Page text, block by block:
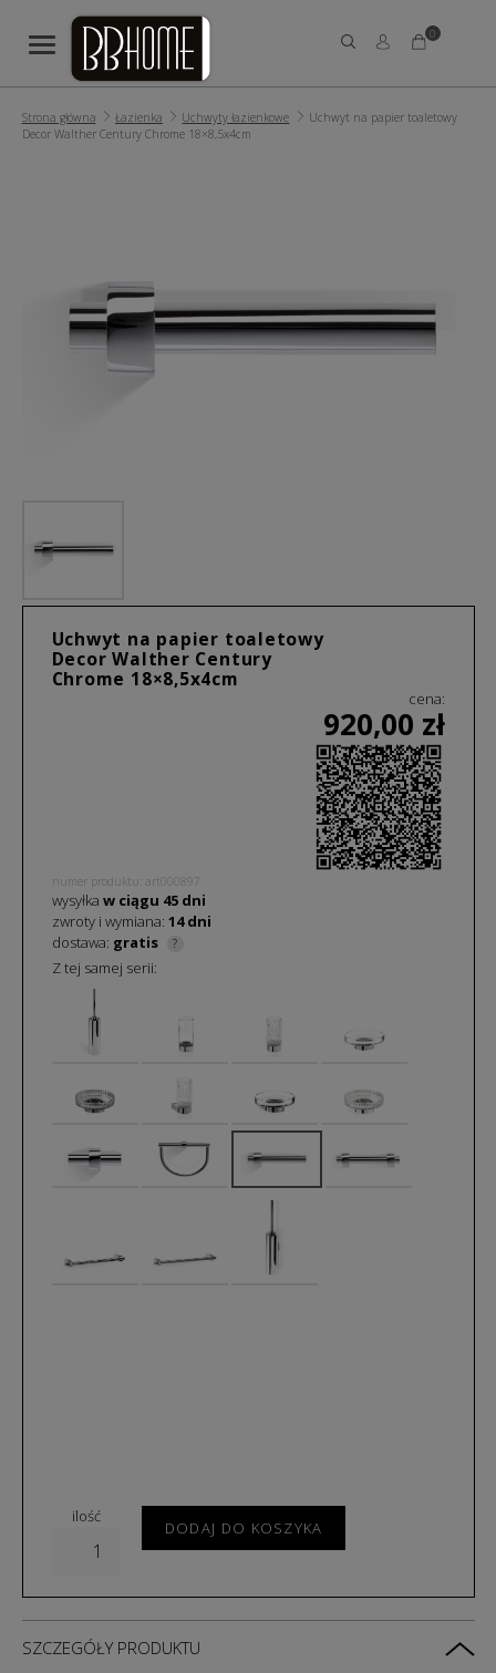
0
Strona główna Łazienka Uchwyty łazienkowe
Uchwyt na papier toaletowy
Decor Walther Century Chrome 18×8,5x4cm
Uchwyt na papier toaletowy
Decor Walther Century
Chrome 18×8,5x4cm
cena:
920,00 zł
numer produktu: art000897
wysyłka w ciągu 45dni
zwroty i wymiana: 14 dni
dostawa: gratis ?
Z tej samej serii:
ilość
DODAJ DO KOSZYKA
SZCZEGÓŁY PRODUKTU